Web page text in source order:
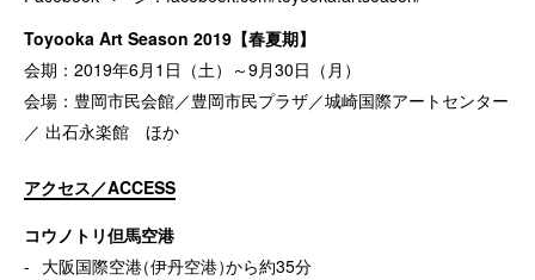
Toyooka Art Season 2019【春夏期】
会期：2019年6月1日（土）～9月30日（月）
会場：豊岡市民会館／豊岡市民プラザ／城崎国際アートセンター
／ 出石永楽館 ほか
アクセス／ACCESS
コウノトリ但馬空港
大阪国際空港（伊丹空港）から約35分